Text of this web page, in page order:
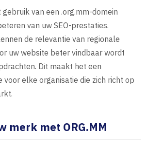
van een .org.mm-domein
van uw SEO-prestaties.
de relevantie van regionale
uw website beter vindbaar wordt
Dit maakt het een
voor elke organisatie die zich richt op
merk met ORG.MM